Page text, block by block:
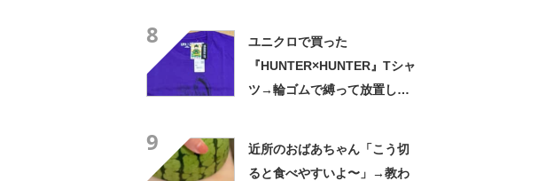
8
ユニクロで買った
『HUNTER×HUNTER』Tシャ
ツ→輪ゴムで縛って放置した
9
近所のおばあちゃん「こう切
ると食べやすいよ〜」→教わ